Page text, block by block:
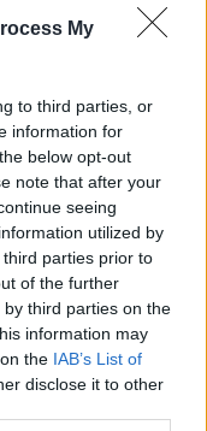
My
to third parties, or
information for
below opt-out
note that after your
seeing
utilized by
parties prior to
of the further
third parties on the
information may
the IAB’s List of
disclose it to other
Roma. Chiuso il
il fumo, rallentamenti
oggi pomeriggio
di Reggello. Sul
di Figline